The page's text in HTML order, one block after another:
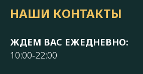
НАШИ КОНТАКТЫ
ЖДЕМ ВАС ЕЖЕДНЕВНО:
10:00-22:00